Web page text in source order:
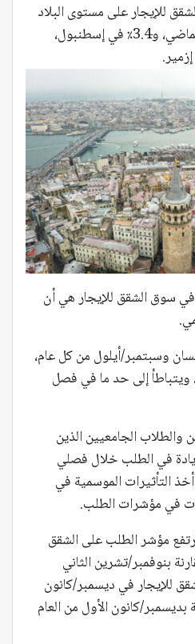
للإيجار على مستوى البلاد
بنسبة 5.1٪ مقارنة بالشهر الماضي، و3.4٪ في إسطنبول،
سوق الشقق للإيجار هي أن
وسبتمبر/أيلول من كل عام،
ويتباطأ إلى حد ما في فصل
والطلاب الجامعيين الذين
في الطلب خلال فصلي
التأثيرات الموسمية في
في مؤشرات الطلب.
مؤشر الطلب على الشقق
بنسبة 2.8٪ مقارنة بنوفمبر/تشرين الثاني
للإيجار في ديسمبر/كانون
3.2٪ مقارنة بديسمبر/كانون الأول من العام